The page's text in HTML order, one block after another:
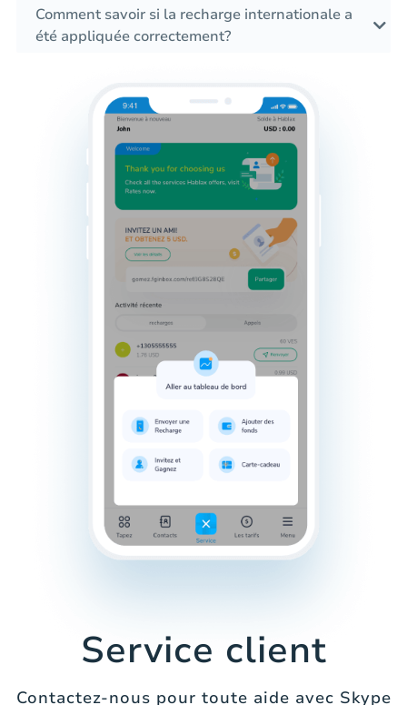
Comment savoir si la recharge internationale a
été appliquée correctement?
Service client
Contactez-nous pour toute aide avec Skype